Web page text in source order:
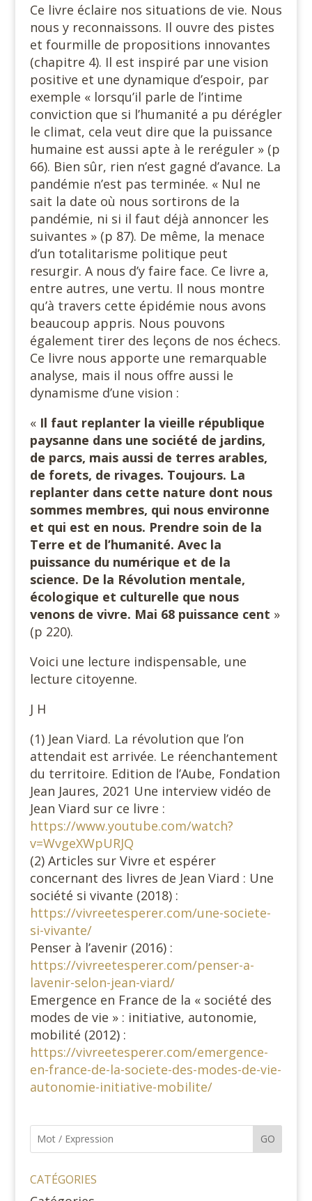
Ce livre éclaire nos situations de vie. Nous
nous y reconnaissons. Il ouvre des pistes
et fourmille de propositions innovantes
(chapitre 4). Il est inspiré par une vision
positive et une dynamique d’espoir, par
exemple « lorsqu’il parle de l’intime
conviction que si l’humanité a pu dérégler
le climat, cela veut dire que la puissance
humaine est aussi apte à le reréguler » (p
66). Bien sûr, rien n’est gagné d’avance. La
pandémie n’est pas terminée. « Nul ne
sait la date où nous sortirons de la
pandémie, ni si il faut déjà annoncer les
suivantes » (p 87). De même, la menace
d’un totalitarisme politique peut
resurgir. A nous d’y faire face. Ce livre a,
entre autres, une vertu. Il nous montre
qu’à travers cette épidémie nous avons
beaucoup appris. Nous pouvons
également tirer des leçons de nos échecs.
Ce livre nous apporte une remarquable
analyse, mais il nous offre aussi le
dynamisme d’une vision :
« Il faut replanter la vieille république
paysanne dans une société de jardins,
de parcs, mais aussi de terres arables,
de forets, de rivages. Toujours. La
replanter dans cette nature dont nous
sommes membres, qui nous environne
et qui est en nous. Prendre soin de la
Terre et de l’humanité. Avec la
puissance du numérique et de la
science. De la Révolution mentale,
écologique et culturelle que nous
venons de vivre. Mai 68 puissance cent »
(p 220).
Voici une lecture indispensable, une
lecture citoyenne.
J H
(1) Jean Viard. La révolution que l’on
attendait est arrivée. Le réenchantement
du territoire. Edition de l’Aube, Fondation
Jean Jaures, 2021 Une interview vidéo de
Jean Viard sur ce livre :
https://www.youtube.com/watch?
v=WvgeXWpURJQ
(2) Articles sur Vivre et espérer
concernant des livres de Jean Viard : Une
société si vivante (2018) :
https://vivreetesperer.com/une-societe-
si-vivante/
Penser à l’avenir (2016) :
https://vivreetesperer.com/penser-a-
lavenir-selon-jean-viard/
Emergence en France de la « société des
modes de vie » : initiative, autonomie,
mobilité (2012) :
https://vivreetesperer.com/emergence-
en-france-de-la-societe-des-modes-de-vie-
autonomie-initiative-mobilite/
GO
CATÉGORIES